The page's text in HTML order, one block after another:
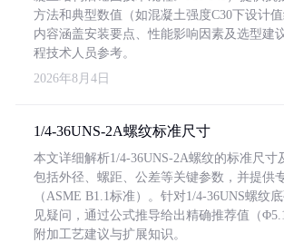
方法和典型数值（如混凝土强度C30下设计值
内容涵盖安装要点、性能影响因素及选型建
程技术人员参考。
2026年8月4日
1/4-36UNS-2A螺纹标准尺寸
本文详细解析1/4-36UNS-2A螺纹的标准尺寸
包括外径、螺距、公差等关键参数，并提供
（ASME B1.1标准）。针对1/4-36UNS螺纹
见疑问，通过公式推导给出精确推荐值（
附加工艺建议与扩展知识。